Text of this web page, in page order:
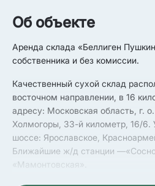
Об объекте
Аренда склада «Беллиген
собственника и без комиссии.
Качественный сухой склад
восточном направлении, в 16
адресу: Московская область, г.
Холмогоры, 33-й километр, 16/6.
шоссе: Ярославское,
Ближайшие ж/д станции
«Мамонтовская».